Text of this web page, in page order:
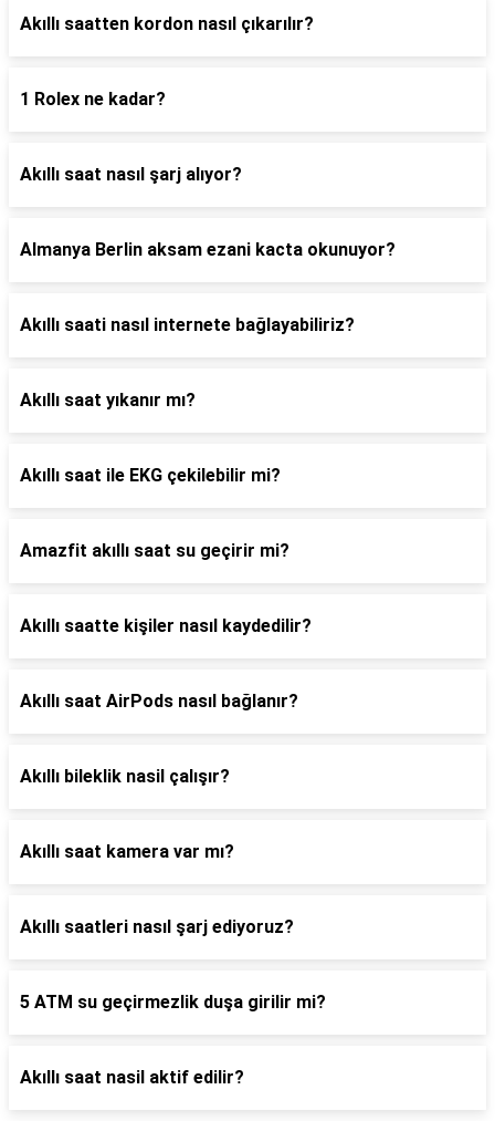
Akıllı saatten kordon nasıl çıkarılır?
1 Rolex ne kadar?
Akıllı saat nasıl şarj alıyor?
Almanya Berlin aksam ezani kacta okunuyor?
Akıllı saati nasıl internete bağlayabiliriz?
Akıllı saat yıkanır mı?
Akıllı saat ile EKG çekilebilir mi?
Amazfit akıllı saat su geçirir mi?
Akıllı saatte kişiler nasıl kaydedilir?
Akıllı saat AirPods nasıl bağlanır?
Akıllı bileklik nasil çalışır?
Akıllı saat kamera var mı?
Akıllı saatleri nasıl şarj ediyoruz?
5 ATM su geçirmezlik duşa girilir mi?
Akıllı saat nasil aktif edilir?